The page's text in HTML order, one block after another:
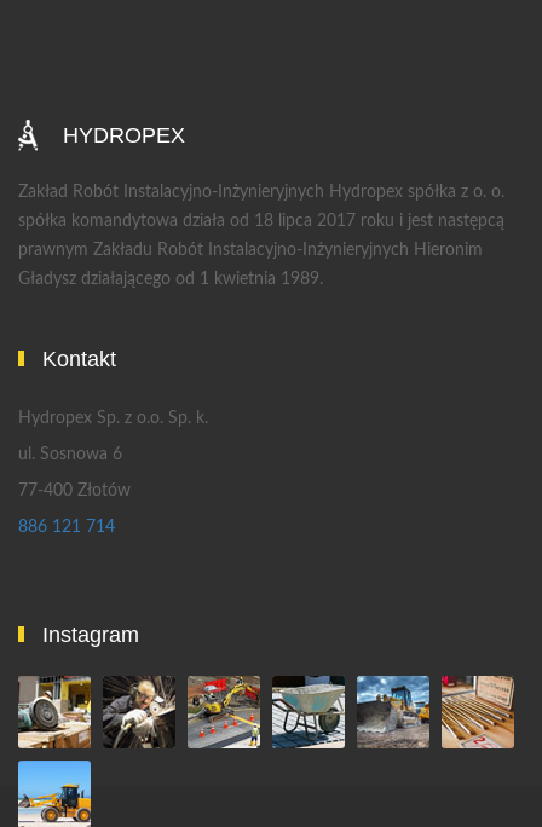
HYDROPEX
Zakład Robót Instalacyjno-Inżynieryjnych Hydropex spółka z o. o.
spółka komandytowa działa od 18 lipca 2017 roku i jest następcą
prawnym Zakładu Robót Instalacyjno-Inżynieryjnych Hieronim
Gładysz działającego od 1 kwietnia 1989.
Kontakt
Hydropex Sp. z o.o. Sp. k.
ul. Sosnowa 6
77-400 Złotów
886 121 714
Instagram